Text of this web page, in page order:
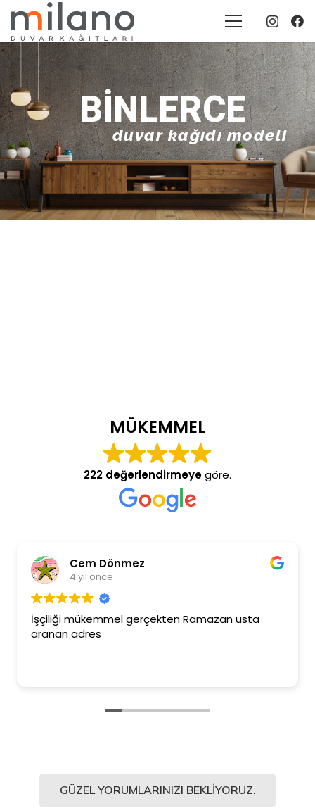
BINLERCE
duvar kağıdı modeli
MÜKEMMEL
222 değerlendirmeyegöre.
Cem Dönmez
4 yıl önce
mükemmel gerçekten Ramazan usta
adres
GÜZEL YORUMLARINIZI BEKLIYORUZ.